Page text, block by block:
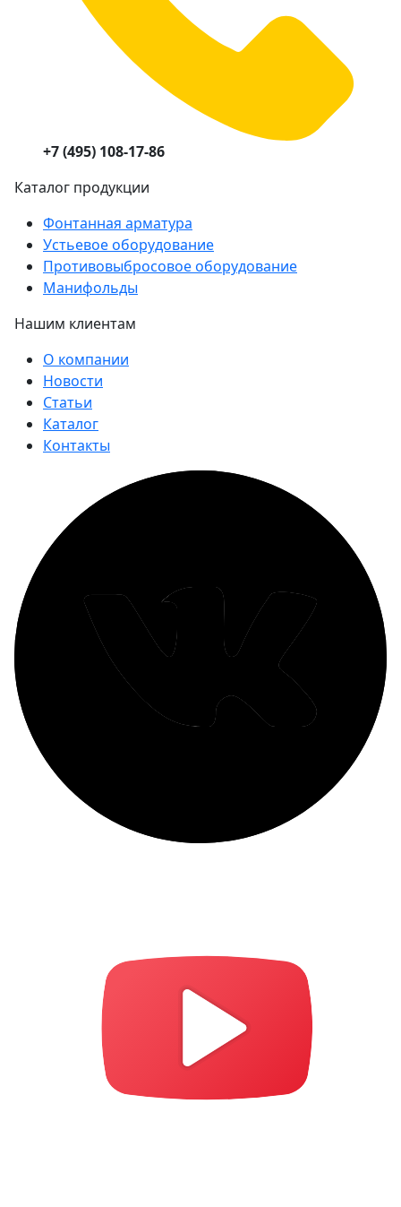
+7 (495) 108-17-86
Каталог продукции
Фонтанная арматура
Устьевое оборудование
Противовыбросовое оборудование
Манифольды
Нашим клиентам
О компании
Новости
Статьи
Каталог
Контакты